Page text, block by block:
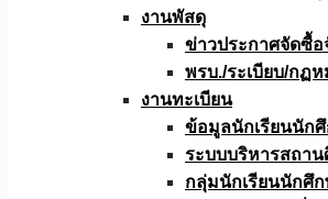
งานพัสดุ
ข่าวประกาศจัดซื้อ
พรบ./ระเบียบ/กฏ
งานทะเบียน
ข้อมูลนักเรียนนักศึ
ระบบบริหารสถา
กลุ่มนักเรียนนักศึ